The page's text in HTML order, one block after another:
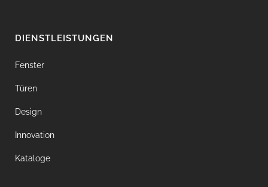
DIENSTLEISTUNGEN
Fenster
Türen
Design
Innovation
Kataloge